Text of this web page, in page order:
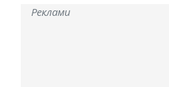
Реклами